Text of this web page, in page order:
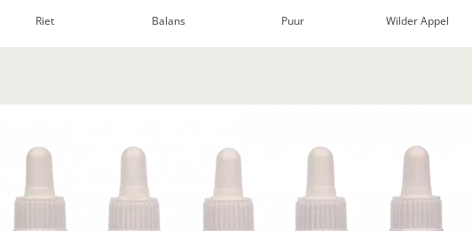
Riet Balans Puur Wilder Appel